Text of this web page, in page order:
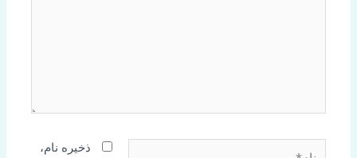
ذخیره نام،